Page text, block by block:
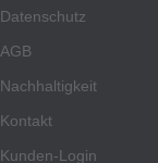
Datenschutz
AGB
Nachhaltigkeit
Kontakt
Kunden-Login